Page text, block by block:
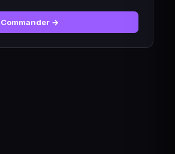
Commander →